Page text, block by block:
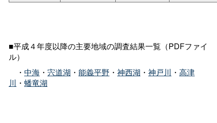
■平成４年度以降の主要地域の調査結果一覧（PDFファイ
ル）
・ 中海・ 宍道湖 ・ 能義平野 ・ 神西湖 ・ 神戸川 ・ 高津
川 ・ 蟠竜湖